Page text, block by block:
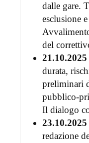
dalle gare.
esclusione
del
21.10.2025
durata,
preliminari
pubblico-
Il dialogo
23.10.2025
redazione